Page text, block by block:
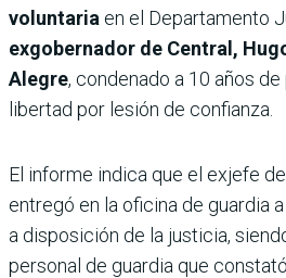
voluntaria en el Departamento
exgobernador de Central,
Alegre, condenado a 10 años
libertad por lesión de confianza.
El informe indica que el exjefe
entregó en la oficina de guardia
a disposición de la justicia,
personal de guardia que